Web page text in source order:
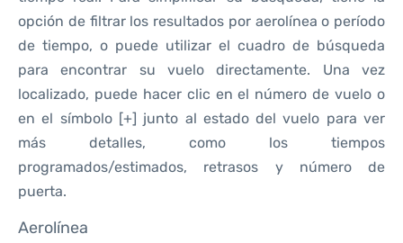
opción de filtrar los resultados por aerolínea o período
de tiempo, o puede utilizar el cuadro de búsqueda
para encontrar su vuelo directamente. Una vez
localizado, puede hacer clic en el número de vuelo o
en el símbolo [+] junto al estado del vuelo para ver
más detalles, como los tiempos
programados/estimados, retrasos y número de
puerta.
Aerolínea